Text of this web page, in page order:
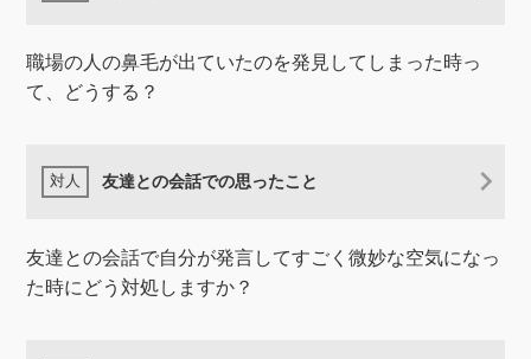
職場の人の鼻毛が出ていたのを発見してしまった時っ
て、どうする？
友達との会話での思ったこと
友達との会話で自分が発言してすごく微妙な空気になっ
た時にどう対処しますか？